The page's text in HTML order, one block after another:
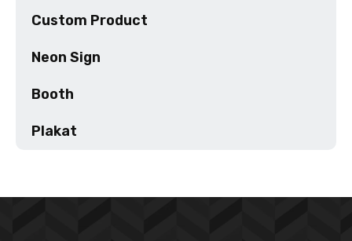
Custom Product
Neon Sign
Booth
Plakat